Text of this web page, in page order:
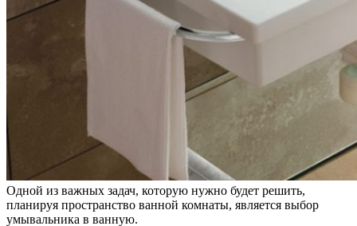
Одной из важных задач, которую нужно будет решить,
планируя пространство ванной комнаты, является выбор
умывальника в ванную.